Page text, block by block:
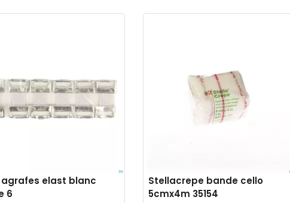
agrafes elast blanc
6
Stellacrepe bande cello
5cmx4m 35154